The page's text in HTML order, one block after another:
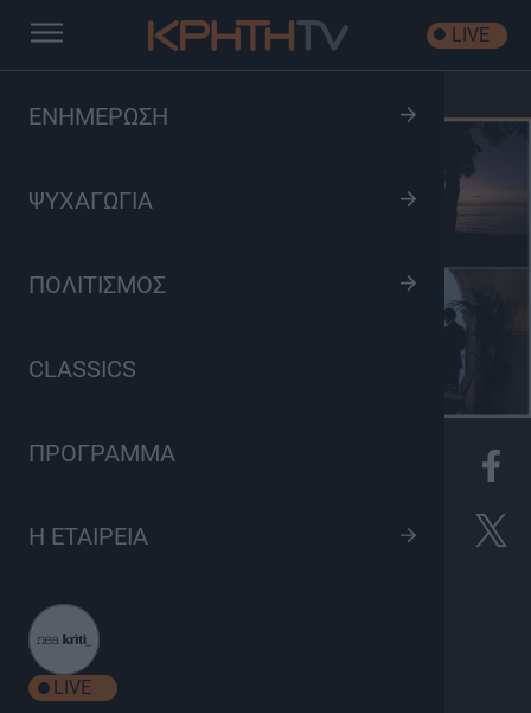
ΕΝΗΜΕΡΩΣΗ
ΨΥΧΑΓΩΓΙΑ
ΠΟΛΙΤΙΣΜΟΣ
CLASSICS
ΠΡΟΓΡΑΜΜΑ
Η ΕΤΑΙΡΕΙΑ
LIVE
LIVE
K Ντοκιμαντέρ, Ταξιδιωτικά
Ταξίδια με Στύλ